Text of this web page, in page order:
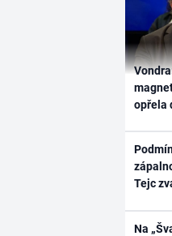
opřela
Tejc
Na